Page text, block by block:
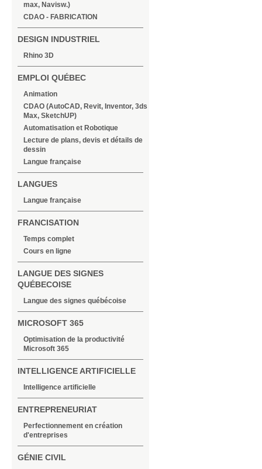
max, Navisw.)
CDAO - FABRICATION
DESIGN INDUSTRIEL
Rhino 3D
EMPLOI QUÉBEC
Animation
CDAO (AutoCAD, Revit, Inventor, 3ds
Max, SketchUP)
Automatisation et Robotique
Lecture de plans, devis et détails de
dessin
Langue française
LANGUES
Langue française
FRANCISATION
Temps complet
Cours en ligne
LANGUE DES SIGNES
QUÉBECOISE
Langue des signes québécoise
MICROSOFT 365
Optimisation de la productivité
Microsoft 365
INTELLIGENCE ARTIFICIELLE
Intelligence artificielle
ENTREPRENEURIAT
Perfectionnement en création
d'entreprises
GÉNIE CIVIL